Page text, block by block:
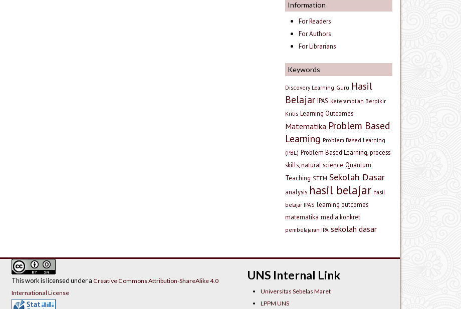
Information
For Readers
For Authors
For Librarians
Keywords
Discovery Learning Guru Hasil
Belajar IPAS Keterampilan Berpikir
Kritis Learning Outcomes
Matematika Problem Based
Learning Problem Based Learning
(PBL) Problem Based Learning, process
skills, natural science Quantum
Teaching STEM Sekolah Dasar
analysis hasil belajar hasil
belajar IPAS learning outcomes
matematika media konkret
pembelajaran IPA sekolah dasar
UNS Internal Link
Universitas Sebelas Maret
LPPM UNS
This work is licensed under aCreative Commons Attribution-ShareAlike 4.0
International License